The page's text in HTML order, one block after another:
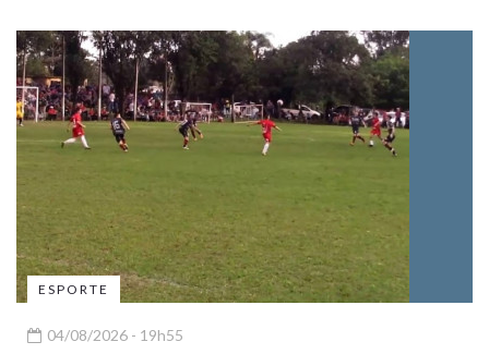
ESPORTE
04/08/2026 - 19h55